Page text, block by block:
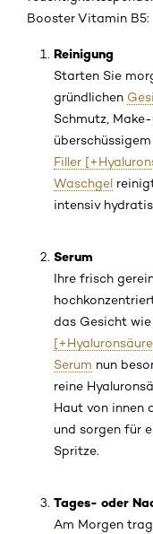
Booster Vitamin B5:
Reinigung
Starten Sie
gründlichen
Schmutz,
Filler
Waschgel
intensiv
Serum
Ihre frisch
das Gesicht wie
Serum nun
reine
Haut von innen
und sorgen für
Spritze.
Tages- oder
Am Morgen